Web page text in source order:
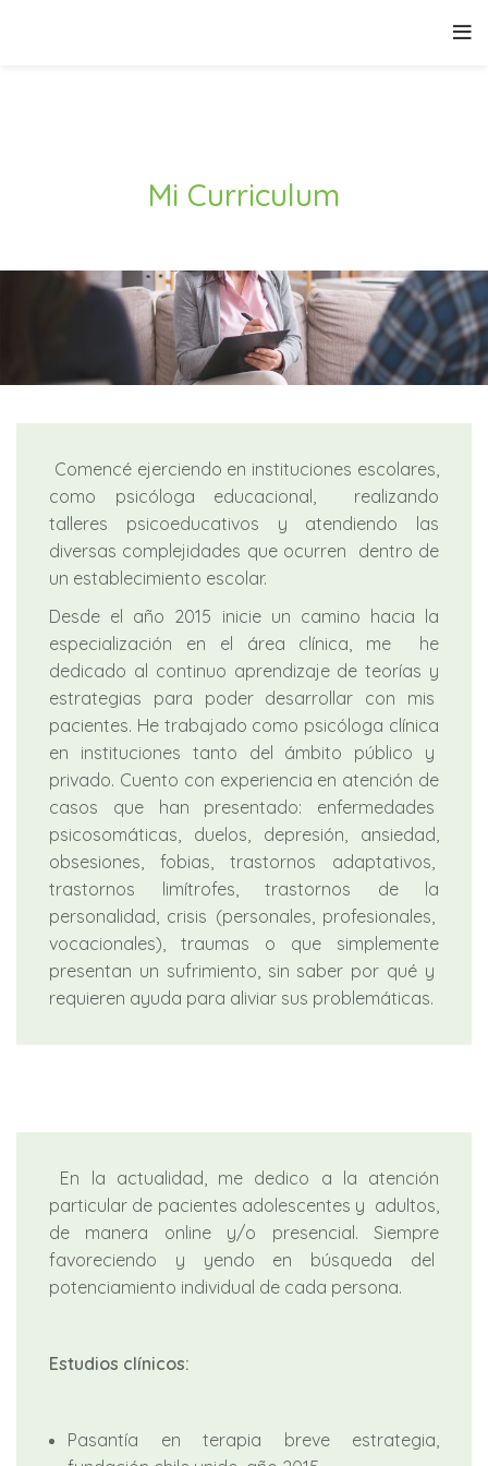
Mi Curriculum
Comencé ejerciendo en instituciones escolares,
como psicóloga educacional, realizando
talleres psicoeducativos y atendiendo las
diversas complejidades que ocurren dentro de
un establecimiento escolar.
Desde el año 2015 inicie un camino hacia la
especialización en el área clínica, me he
dedicado al continuo aprendizaje de teorías y
estrategias para poder desarrollar con mis
pacientes. He trabajado como psicóloga clínica
en instituciones tanto del ámbito público y
privado. Cuento con experiencia en atención de
casos que han presentado: enfermedades
psicosomáticas, duelos, depresión, ansiedad,
obsesiones, fobias, trastornos adaptativos,
trastornos limítrofes, trastornos de la
personalidad, crisis (personales, profesionales,
vocacionales), traumas o que simplemente
presentan un sufrimiento, sin saber por qué y
requieren ayuda para aliviar sus problemáticas.
En la actualidad, me dedico a la atención
particular de pacientes adolescentes y adultos,
de manera online y/o presencial. Siempre
favoreciendo y yendo en búsqueda del
potenciamiento individual de cada persona.
Estudios clínicos:
Pasantía en terapia breve estrategia,